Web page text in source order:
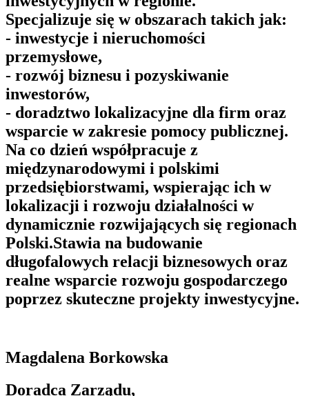
Specjalizuje się w obszarach takich jak:
- inwestycje i nieruchomości
przemysłowe,
- rozwój biznesu i pozyskiwanie
inwestorów,
- doradztwo lokalizacyjne dla firm oraz
wsparcie w zakresie pomocy publicznej.
Na co dzień współpracuje z
międzynarodowymi i polskimi
przedsiębiorstwami, wspierając ich w
lokalizacji i rozwoju działalności w
dynamicznie rozwijających się regionach
Polski.Stawia na budowanie
długofalowych relacji biznesowych oraz
realne wsparcie rozwoju gospodarczego
poprzez skuteczne projekty inwestycyjne.
Magdalena Borkowska
Doradca Zarządu,